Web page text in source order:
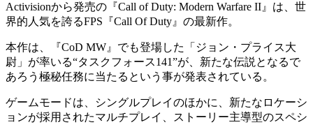
Activisionから発売の『Call of Duty: Modern Warfare II』は、世
界的人気を誇るFPS 『Call Of Duty』の最新作。
本作は、『CoD MW』でも登場した「ジョン・プライス大
尉」が率いる“タスクフォース141”が、 新たな伝説となるで
あろう極秘任務に当たる という事が発表されている。
ゲームモードは、シングルプレイのほかに、新たなロケーシ
ョンが採用されたマルチプレイ、ストーリー主導型のスペシ